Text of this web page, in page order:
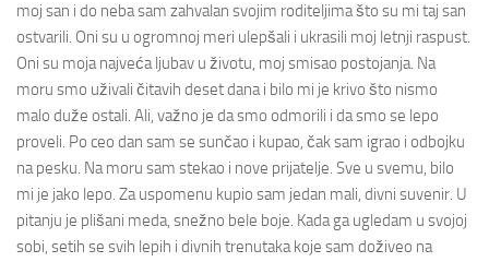
moj san i do neba sam zahvalan svojim roditeljima što su mi taj san
ostvarili. Oni su u ogromnoj meri ulepšali i ukrasili moj letnji raspust.
Oni su moja najveća ljubav u životu, moj smisao postojanja. Na
moru smo uživali čitavih deset dana i bilo mi je krivo što nismo
malo duže ostali. Ali, važno je da smo odmorili i da smo se lepo
proveli. Po ceo dan sam se sunčao i kupao, čak sam igrao i odbojku
na pesku. Na moru sam stekao i nove prijatelje. Sve u svemu, bilo
mi je jako lepo. Za uspomenu kupio sam jedan mali, divni suvenir. U
pitanju je plišani meda, snežno bele boje. Kada ga ugledam u svojoj
sobi, setih se svih lepih i divnih trenutaka koje sam doživeo na